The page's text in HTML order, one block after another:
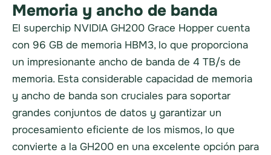
Memoria y ancho de banda
El superchip NVIDIA GH200 Grace Hopper cuenta
con 96 GB de memoria HBM3, lo que proporciona
un impresionante ancho de banda de 4 TB/s de
memoria. Esta considerable capacidad de memoria
y ancho de banda son cruciales para soportar
grandes conjuntos de datos y garantizar un
procesamiento eficiente de los mismos, lo que
convierte a la GH200 en una excelente opción para